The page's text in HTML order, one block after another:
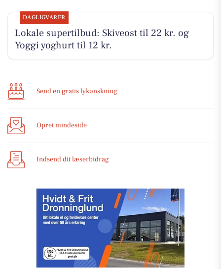
DAGLIGVARER
Lokale supertilbud: Skiveost til 22 kr. og
Yoggi yoghurt til 12 kr.
Send en gratis lykønskning
Opret mindeside
Indsend dit læserbidrag